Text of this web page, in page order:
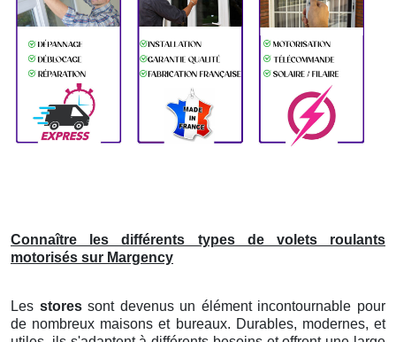
Connaître les différents types de volets roulants
motorisés sur Margency
Les storessont devenus un élément incontournable pour
de nombreux maisons et bureaux. Durables, modernes, et